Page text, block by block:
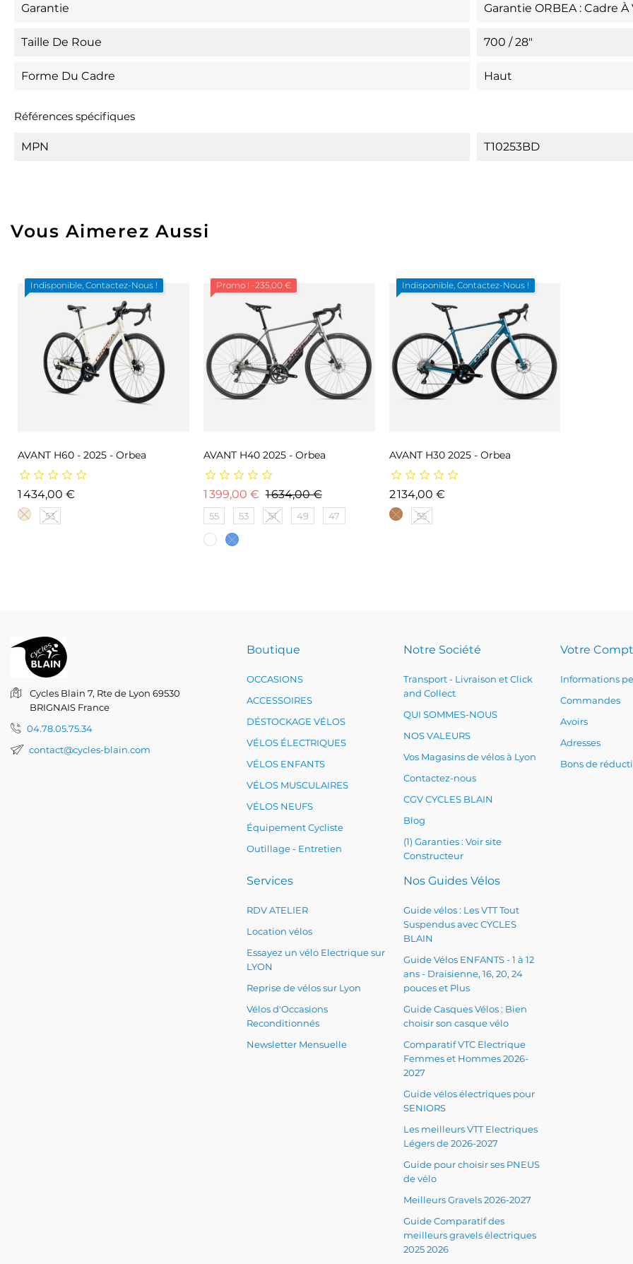
Garantie Garantie ORBEA : Cadre À
Taille De Roue 700 / 28"
Forme Du Cadre Haut
Références spécifiques
MPN T10253BD
Vous Aimerez Aussi
Indisponible, Contactez-Nous !
AVANT H60 - 2025 - Orbea
1 434,00 €
53
Promo ! -235,00 €
AVANT H40 2025 - Orbea
1 399,00 € Prix de base
1 634,00 €Prix
55 53 51 49 47
Indisponible, Contactez-Nous !
AVANT H30 2025 - Orbea
2 134,00 €Prix
55
Cycles Blain 7, Rte de Lyon 69530
BRIGNAIS France
04.78.05.75.34
contact@cycles-blain.com
Boutique
OCCASIONS
ACCESSOIRES
DÉSTOCKAGE VÉLOS
VÉLOS ÉLECTRIQUES
VÉLOS ENFANTS
VÉLOS MUSCULAIRES
VÉLOS NEUFS
Équipement Cycliste
Outillage - Entretien
Notre Société
Transport - Livraison et Click
and Collect
QUI SOMMES-NOUS
NOS VALEURS
Vos Magasins de vélos à Lyon
Contactez-nous
CGV CYCLES BLAIN
Blog
(1) Garanties : Voir site
Constructeur
Services
RDV ATELIER
Location vélos
Essayez un vélo Electrique sur
LYON
Reprise de vélos sur Lyon
Vélos d'Occasions
Reconditionnés
Newsletter Mensuelle
Nos Guides Vélos
Guide vélos : Les VTT Tout
Suspendus avec CYCLES
BLAIN
Guide Vélos ENFANTS - 1 à 12
ans - Draisienne, 16, 20, 24
pouces et Plus
Guide Casques Vélos : Bien
choisir son casque vélo
Comparatif VTC Electrique
Femmes et Hommes 2026-
2027
Guide vélos électriques pour
SENIORS
Les meilleurs VTT Electriques
Légers de 2026-2027
Guide pour choisir ses PNEUS
de vélo
Meilleurs Gravels 2026-2027
Guide Comparatif des
meilleurs gravels électriques
2025 2026
Votre
Informations
Commandes
Avoirs
Adresses
Bons de